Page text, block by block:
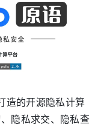
造的开源隐私计算
隐私求交、隐私查